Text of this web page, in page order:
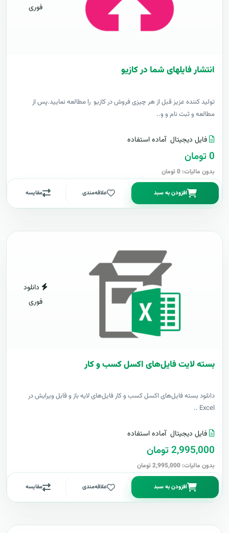
فوری
انتشار فایلهای شما در کازیو
توليد کننده عزيز قبل از هر چیزی فروش در کازیو را مطالعه نمایید.پس از
مطالعه و ثبت نام و و..
فایل دیجیتال آماده استفاده
0 تومان
بدون مالیات: 0 تومان
افزودن به سبد علاقه‌مندی مقایسه
دانلود
فوری
بسته لایت فایل‌های اکسل کسب و کار
دانلود بسته فایل‌های اکسل کسب و کار فایل‌های لایه باز و قابل ویرایش در
Excel ..
فایل دیجیتال آماده استفاده
2,995,000 تومان
بدون مالیات: 2,995,000 تومان
افزودن به سبد علاقه‌مندی مقایسه